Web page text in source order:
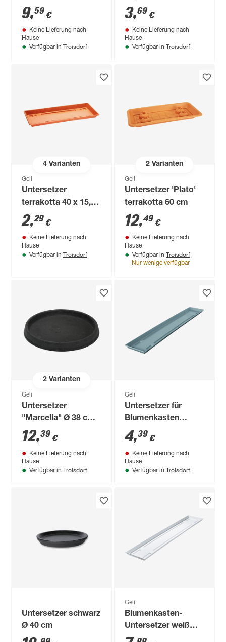
9,59 €
Keine Lieferung nach
Hause
Verfügbar in Troisdorf
3,69 €
Keine Lieferung nach
Hause
Verfügbar in Troisdorf
4Varianten
Geli
Untersetzer
terrakotta 40 x 15,5
cm
2,29 €
Keine Lieferung nach
Hause
Verfügbar in Troisdorf
2Varianten
Geli
Untersetzer 'Plato'
terrakotta 60 cm
12,49 €
Keine Lieferung nach
Hause
Verfügbar in Troisdorf
Nur wenige verfügbar
2Varianten
Geli
Untersetzer
"Marcella" Ø 38 cm
anthrazit
12,39 €
Keine Lieferung nach
Hause
Verfügbar in Troisdorf
Geli
Untersetzer für
Blumenkasten
'Standard'
betonfarbe hell 100
cm
4,39 €
Keine Lieferung nach
Hause
Verfügbar in Troisdorf
Untersetzer schwarz
Ø 40 cm
Geli
Blumenkasten-
Untersetzer weiß
100 x 17,5 x 2,5 cm